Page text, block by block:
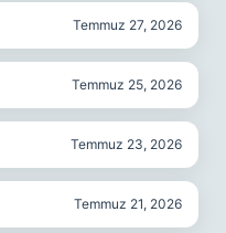
Temmuz 27, 2026
Temmuz 25, 2026
Temmuz 23, 2026
Temmuz 21, 2026